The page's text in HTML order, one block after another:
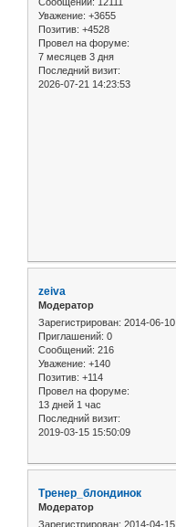
Уважение: +3655
Позитив: +4528
Провел на форуме:
7 месяцев 3 дня
Последний визит:
2026-07-21 14:23:53
zeiva
Модератор
Зарегистрирован: 2014-06-10
Приглашений: 0
Сообщений: 216
Уважение: +140
Позитив: +114
Провел на форуме:
13 дней 1 час
Последний визит:
2019-03-15 15:50:09
Тренер_блондинок
Модератор
Зарегистрирован: 2014-04-15